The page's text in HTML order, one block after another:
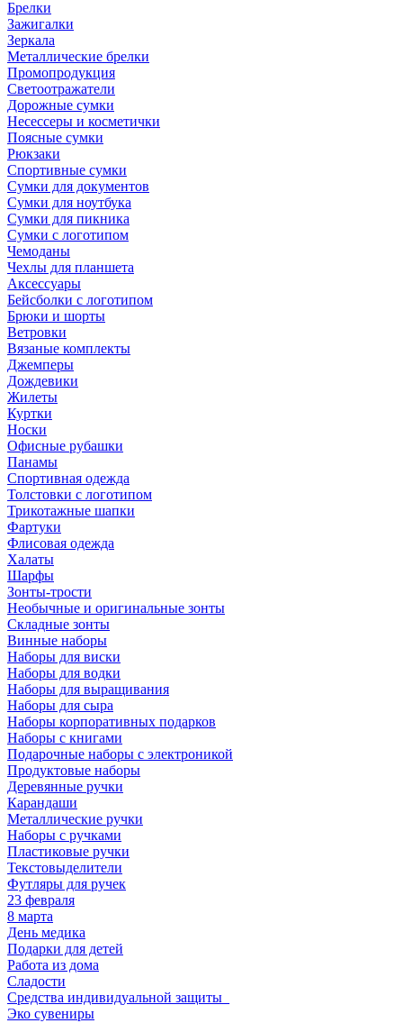
Брелки
Зажигалки
Зеркала
Металлические брелки
Промопродукция
Светоотражатели
Дорожные сумки
Несессеры и косметички
Поясные сумки
Рюкзаки
Спортивные сумки
Сумки для документов
Сумки для ноутбука
Сумки для пикника
Сумки с логотипом
Чемоданы
Чехлы для планшета
Аксессуары
Бейсболки с логотипом
Брюки и шорты
Ветровки
Вязаные комплекты
Джемперы
Дождевики
Жилеты
Куртки
Носки
Офисные рубашки
Панамы
Спортивная одежда
Толстовки с логотипом
Трикотажные шапки
Фартуки
Флисовая одежда
Халаты
Шарфы
Зонты-трости
Необычные и оригинальные зонты
Складные зонты
Винные наборы
Наборы для виски
Наборы для водки
Наборы для выращивания
Наборы для сыра
Наборы корпоративных подарков
Наборы с книгами
Подарочные наборы с электроникой
Продуктовые наборы
Деревянные ручки
Карандаши
Металлические ручки
Наборы с ручками
Пластиковые ручки
Текстовыделители
Футляры для ручек
23 февраля
8 марта
День медика
Подарки для детей
Работа из дома
Сладости
Средства индивидуальной защиты_
Эко сувениры